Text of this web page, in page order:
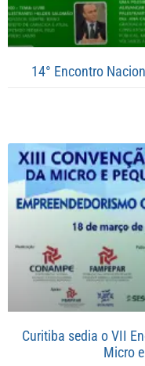
14° Encontro
Curitiba sedia o VII
Micro